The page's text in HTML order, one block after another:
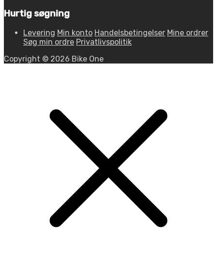
Hurtig søgning
Levering Min konto Handelsbetingelser Mine ordrer
Søg min ordre Privatlivspolitik
Copyright © 2026 Bike One